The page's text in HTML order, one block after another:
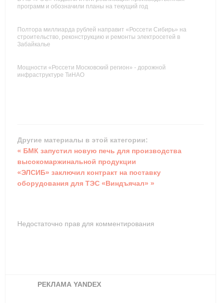
программ и обозначили планы на текущий год
Полтора миллиарда рублей направит «Россети Сибирь» на
строительство, реконструкцию и ремонты электросетей в
Забайкалье
Мощности «Россети Московский регион» - дорожной
инфраструктуре ТиНАО
Другие материалы в этой категории:
« БМК запустил новую печь для производства
высокомаржинальной продукции
«ЭЛСИБ» заключил контракт на поставку
оборудования для ТЭС «Виндъячал» »
Недостаточно прав для комментирования
РЕКЛАМА YANDEX